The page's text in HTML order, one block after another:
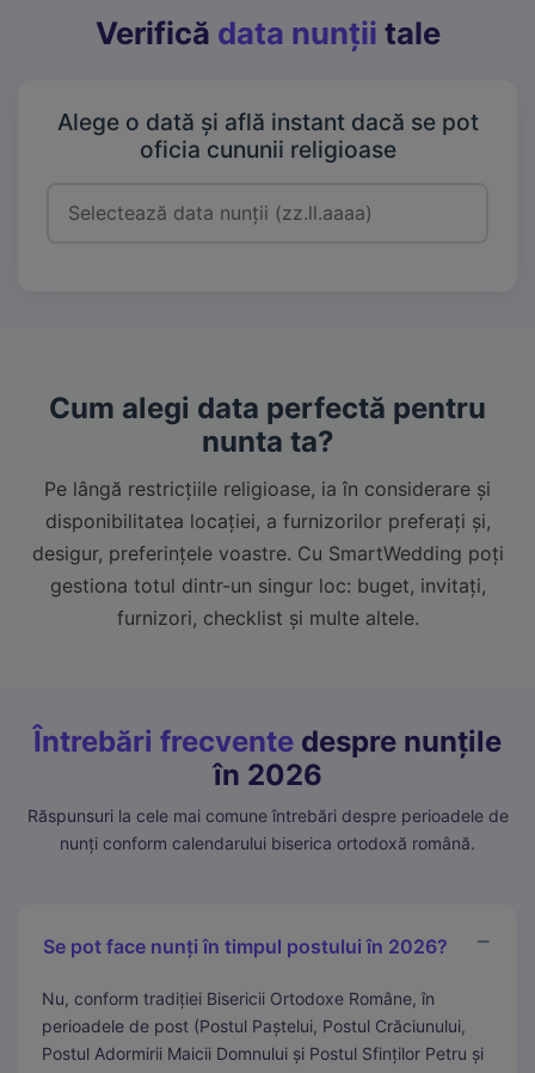
Verifică data nunții tale
Alege o dată și află instant dacă se pot
oficia cununii religioase
Cum alegi data perfectă pentru
nunta ta?
Pe lângă restricțiile religioase, ia în considerare și
disponibilitatea locației, a furnizorilor preferați și,
desigur, preferințele voastre. Cu SmartWedding poți
gestiona totul dintr-un singur loc: buget, invitați,
furnizori, checklist și multe altele.
Întrebări frecvente despre nunțile
în 2026
Răspunsuri la cele mai comune întrebări despre perioadele de
nunți conform calendarului biserica ortodoxă română.
Se pot face nunți în timpul postului în 2026?
Nu, conform tradiției Bisericii Ortodoxe Române, în
perioadele de post (Postul Paștelui, Postul Crăciunului,
Postul Adormirii Maicii Domnului și Postul Sfinților Petru și